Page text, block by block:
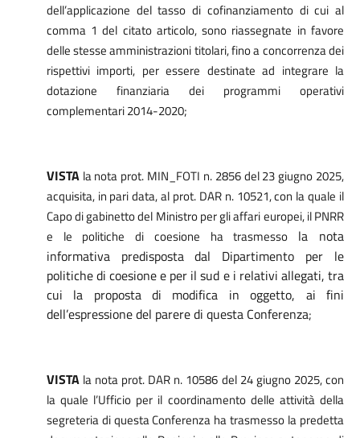
dell’applicazione del tasso di cofinanziamento di cui al
comma 1 del citato articolo, sono riassegnate in favore
delle stesse amministrazioni titolari, fino a concorrenza dei
rispettivi importi, per essere destinate ad integrare la
dotazione finanziaria dei programmi operativi
complementari 2014-2020;
VISTAla nota prot. MIN_FOTI n. 2856 del 23 giugno 2025,
acquisita, in pari data, al prot. DAR n. 10521, con la quale il
Capo di gabinetto del Ministro per gli affari europei, il PNRR
e le politiche di coesione ha trasmesso la nota
informativa predisposta dal Dipartimento per le
politiche di coesione e per il sud e i relativi allegati, tra
cui la proposta di modifica in oggetto, ai fini
dell’espressione del parere di questa Conferenza;
VISTAla nota prot. DAR n. 10586 del 24 giugno 2025, con
la quale l’Ufficio per il coordinamento delle attività della
segreteria di questa Conferenza ha trasmesso la predetta